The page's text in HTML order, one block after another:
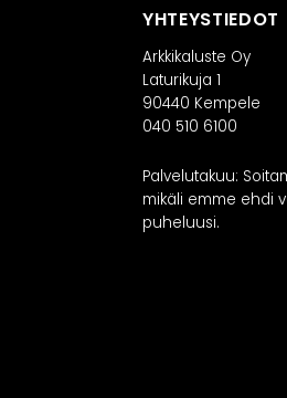
Keittiöt
Eteiset
YHTEYSTIEDOT
Arkkikaluste Oy
Laturikuja 1
90440 Kempele
040 510 6100
Palvelutakuu:
mikäli emme ehdi
puheluusi.